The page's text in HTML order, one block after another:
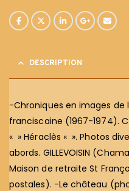
DESCRIPTION
-Chroniques en images de
franciscaine (1967-1974).
« » Héraclès « ». Photos
abords. GILLEVOISIN
Maison de retraite St
postales). -Le château